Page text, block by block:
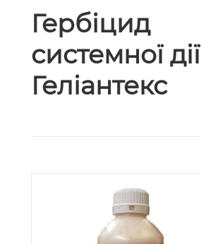
Гербіцид
системної дії
Геліантекс